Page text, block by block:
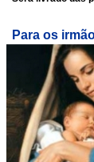
Para os